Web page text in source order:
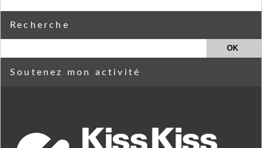
Recherche
Soutenez mon activité